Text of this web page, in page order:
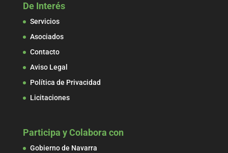
De Interés
Servicios
Asociados
Contacto
Aviso Legal
Política de Privacidad
Licitaciones
Participa y Colabora con
Gobierno de Navarra